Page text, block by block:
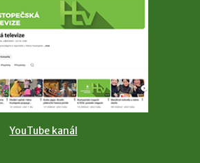
YouTube kanál